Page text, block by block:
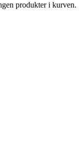
produkter i kurven.